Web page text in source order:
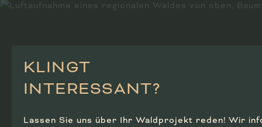
KLINGT
INTERESSANT?
Lassen Sie uns über Ihr Waldprojekt reden! Wir